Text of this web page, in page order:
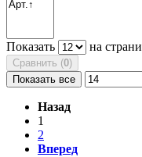
Показать на
Сравнить (0)
Показать все
Назад
1
2
Вперед